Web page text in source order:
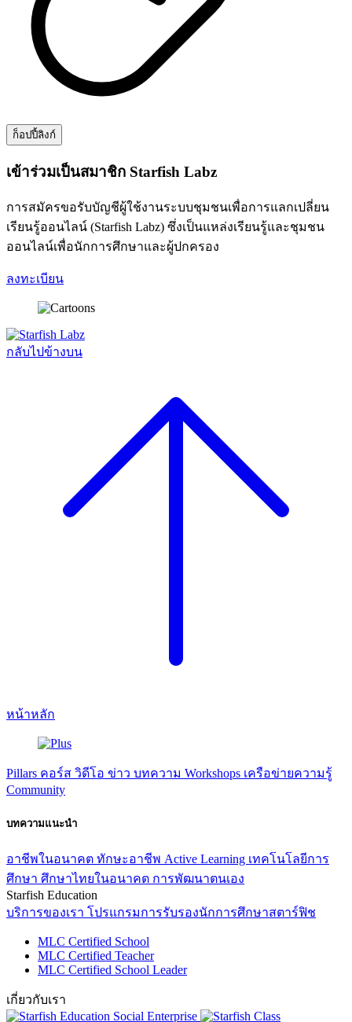
ก็อปปี้ลิงก์
เข้าร่วมเป็นสมาชิก Starfish Labz
การสมัครขอรับบัญชีผู้ใช้งานระบบชุมชนเพื่อการแลกเปลี่ยน
เรียนรู้ออนไลน์ (Starfish Labz) ซึ่งเป็นแหล่งเรียนรู้และชุมชน
ออนไลน์เพื่อนักการศึกษาและผู้ปกครอง
ลงทะเบียน
กลับไปข้างบน
หน้าหลัก
Pillars คอร์ส วิดีโอ ข่าว บทความ Workshops เครือข่ายความรู้
Community
บทความแนะนำ
อาชีพในอนาคต ทักษะอาชีพ Active Learning เทคโนโลยีการ
ศึกษา ศึกษาไทยในอนาคต การพัฒนาตนเอง
Starfish Education
บริการของเรา โปรแกรมการรับรองนักการศึกษาสตาร์ฟิช
MLC Certified School
MLC Certified Teacher
MLC Certified School Leader
เกี่ยวกับเรา